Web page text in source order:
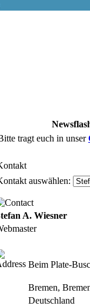
tragt euch in unser
auswählen:
A. Wiesner
Beim Plate-
Bremen,
Deutschland